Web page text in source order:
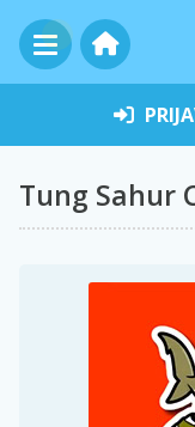
Tung Sahur